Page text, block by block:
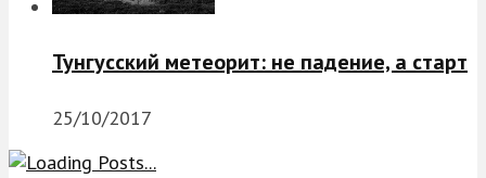
Тунгусский метеорит: не падение, а старт
25/10/2017